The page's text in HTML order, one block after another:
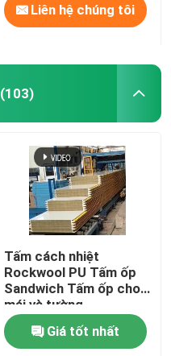
Liên hệ chúng tôi
(103)
Tấm cách nhiệt
Rockwool PU Tấm ốp
Sandwich Tấm ốp cho
mái và tường
Giá tốt nhất